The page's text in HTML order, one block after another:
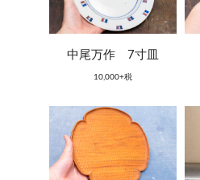
中尾万作 7寸皿
10,000+税